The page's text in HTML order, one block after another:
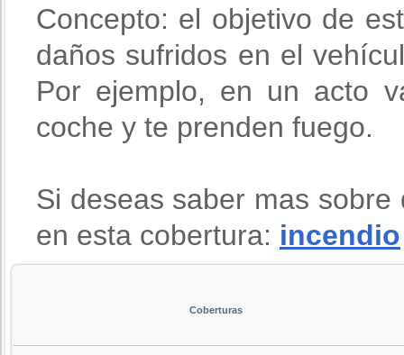
Concepto: el objetivo de
daños sufridos en el
Por ejemplo, en un acto
coche y te prenden fuego.
Si deseas saber mas
en esta cobertura: incendio
Coberturas